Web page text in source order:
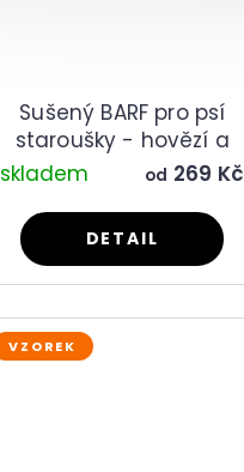
Sušený BARF pro psí
staroušky - hovězí a
kuřecí
skladem od 269 Kč
DETAIL
VZOREK